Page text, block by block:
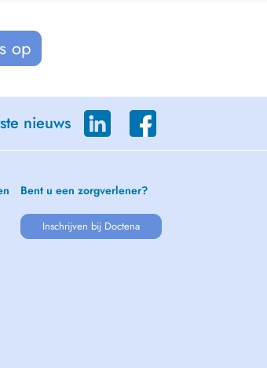
op
nieuws
Bent u een zorgverlener?
Inschrijven bij Doctena